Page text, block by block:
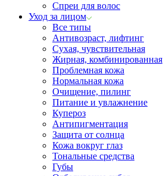
Спреи для волос
Уход за лицом
Все типы
Антивозраст, лифтинг
Сухая, чувствительная
Жирная, комбинированная
Проблемная кожа
Нормальная кожа
Очищение, пилинг
Питание и увлажнение
Купероз
Антипигментация
Защита от солнца
Кожа вокруг глаз
Тональные средства
Губы